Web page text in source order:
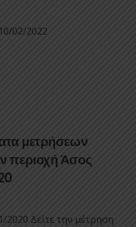
02/2022
μετρήσεων
περιοχή Άσος
2020 Δείτε την μέτρηση